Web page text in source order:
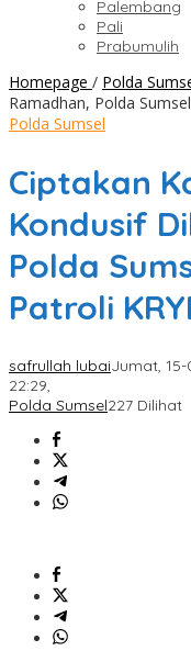
Palembang
Pali
Prabumulih
Homepage / Polda
Ramadhan, Polda
Polda Sumsel
Ciptakan
Kondusif
Polda
Patroli
safrullah lubaiJumat, 15-
22:29,
Polda Sumsel227 Dilihat